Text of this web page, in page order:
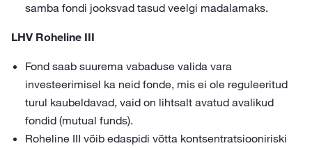
samba fondi jooksvad tasud veelgi madalamaks.
LHV Roheline III
Fond saab suurema vabaduse valida vara
investeerimisel ka neid fonde, mis ei ole reguleeritud
turul kaubeldavad, vaid on lihtsalt avatud avalikud
fondid (mutual funds).
Roheline III võib edaspidi võtta kontsentratsiooniriski